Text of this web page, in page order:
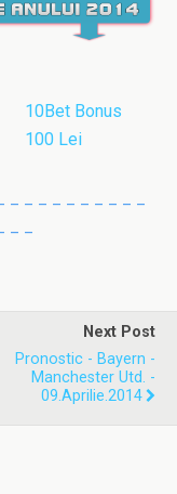
10Bet Bonus
100 Lei
Next Post
Pronostic - Bayern -
Manchester Utd. -
09.Aprilie.2014